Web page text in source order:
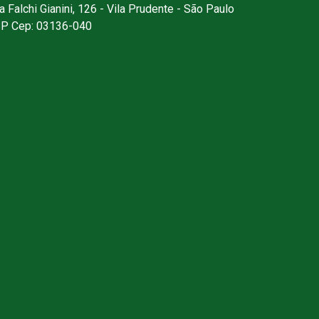
Falchi Gianini, 126 - Vila Prudente - São Paulo
Cep: 03136-040